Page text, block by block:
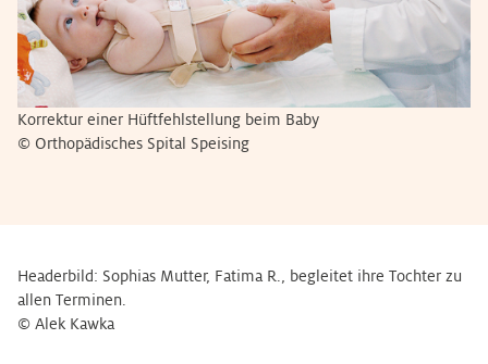
Korrektur einer Hüftfehlstellung beim Baby
© Orthopädisches Spital Speising
Headerbild: Sophias Mutter, Fatima R., begleitet ihre Tochter zu
allen Terminen.
© Alek Kawka